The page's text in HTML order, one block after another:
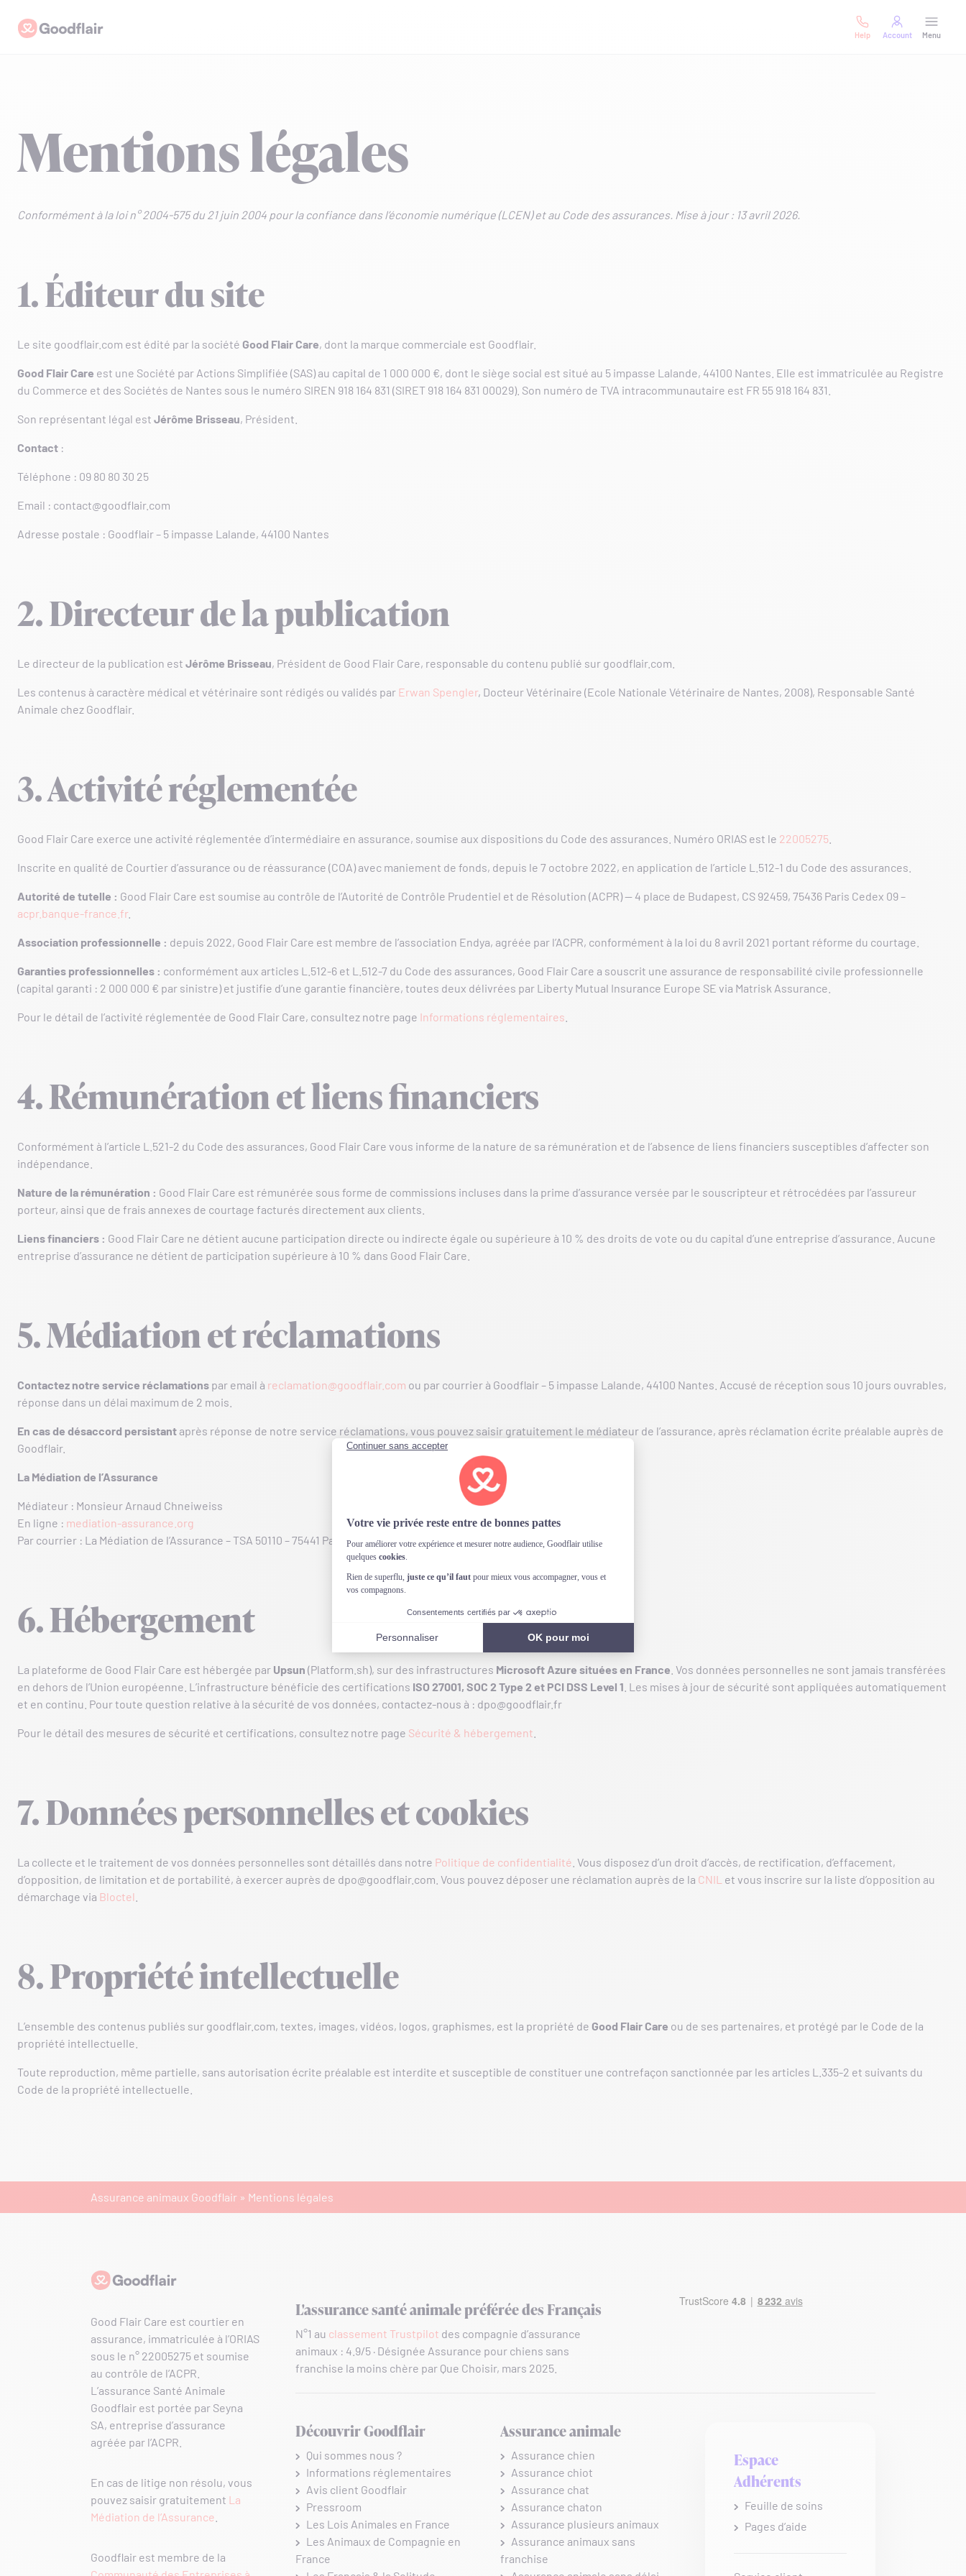
content
Goodflair
Help Account Menu
Mentions légales
Conformément à la loi n° 2004-575 du 21 juin 2004 pour la confiance dans l’économie numérique (LCEN) et au Code des assurances. Mise à jour : 13 avril 2026.
1. Éditeur du site
Le site goodflair.com est édité par la société Good Flair Care, dont la marque commerciale est Goodflair.
Good Flair Care est une Société par Actions Simplifiée (SAS) au capital de 1 000 000 €, dont le siège social est situé au 5 impasse Lalande, 44100 Nantes. Elle est immatriculée au Registre
du Commerce et des Sociétés de Nantes sous le numéro SIREN 918 164 831 (SIRET 918 164 831 00029). Son numéro de TVA intracommunautaire est FR 55 918 164 831.
Son représentant légal est Jérôme Brisseau, Président.
Contact :
Téléphone : 09 80 80 30 25
Email : contact@goodflair.com
Adresse postale : Goodflair – 5 impasse Lalande, 44100 Nantes
2. Directeur de la publication
Le directeur de la publication est Jérôme Brisseau, Président de Good Flair Care, responsable du contenu publié sur goodflair.com.
Les contenus à caractère médical et vétérinaire sont rédigés ou validés par Erwan Spengler, Docteur Vétérinaire (Ecole Nationale Vétérinaire de Nantes, 2008), Responsable Santé
Animale chez Goodflair.
3. Activité réglementée
Good Flair Care exerce une activité réglementée d’intermédiaire en assurance, soumise aux dispositions du Code des assurances. Numéro ORIAS est le 22005275
Inscrite en qualité de Courtier d’assurance ou de réassurance (COA) avec maniement de fonds, depuis le 7 octobre 2022, en application de l’article L.512-1 du Code des assurances.
Autorité de tutelle : Good Flair Care est soumise au contrôle de l’Autorité de Contrôle Prudentiel et de Résolution (ACPR) — 4 place de Budapest, CS 92459, 75436 Paris Cedex 09 –
acpr.banque-france.fr.
Association professionnelle : depuis 2022, Good Flair Care est membre de l’association Endya, agréée par l’ACPR, conformément à la loi du 8 avril 2021 portant réforme du courtage.
Garanties professionnelles : conformément aux articles L.512-6 et L.512-7 du Code des assurances, Good Flair Care a souscrit une assurance de responsabilité civile professionnelle
(capital garanti : 2 000 000 € par sinistre) et justifie d’une garantie financière, toutes deux délivrées par Liberty Mutual Insurance Europe SE via Matrisk Assurance.
Pour le détail de l’activité réglementée de Good Flair Care, consultez notre page Informations réglementaires
4. Rémunération et liens financiers
Conformément à l’article L.521-2 du Code des assurances, Good Flair Care vous informe de la nature de sa rémunération et de l’absence de liens financiers susceptibles d’affecter son
indépendance.
Nature de la rémunération : Good Flair Care est rémunérée sous forme de commissions incluses dans la prime d’assurance versée par le souscripteur et rétrocédées par l’assureur
porteur, ainsi que de frais annexes de courtage facturés directement aux clients.
Liens financiers : Good Flair Care ne détient aucune participation directe ou indirecte égale ou supérieure à 10 % des droits de vote ou du capital d’une entreprise d’assurance. Aucune
entreprise d’assurance ne détient de participation supérieure à 10 % dans Good Flair Care.
5. Médiation et réclamations
Contactez notre service réclamations par email à reclamation@goodflair.com ou par courrier à Goodflair – 5 impasse Lalande, 44100 Nantes. Accusé de réception sous 10 jours ouvrables,
réponse dans un délai maximum de 2 mois.
En cas de désaccord persistant après réponse de notre service réclamations, vous pouvez saisir gratuitement le médiateur de l’assurance, après réclamation écrite préalable auprès de
Goodflair.
La Médiation de l’Assurance
Médiateur : Monsieur Arnaud Chneiweiss
En ligne : mediation-assurance.org
Par courrier : La Médiation de l’Assurance – TSA 50110 – 75441 Paris Cedex 09
6. Hébergement
La plateforme de Good Flair Care est hébergée par Upsun (Platform.sh), sur des infrastructures Microsoft Azure situées en France . Vos données personnelles ne sont jamais transférées
en dehors de l’Union européenne. L’infrastructure bénéficie des certifications ISO 27001, SOC 2 Type 2 et PCI DSS Level 1 . Les mises à jour de sécurité sont appliquées automatiquement
et en continu. Pour toute question relative à la sécurité de vos données, contactez-nous à : dpo@goodflair.fr
Pour le détail des mesures de sécurité et certifications, consultez notre page Sécurité & hébergement
7. Données personnelles et cookies
La collecte et le traitement de vos données personnelles sont détaillés dans notre Politique de confidentialité . Vous disposez d’un droit d’accès, de rectification, d’effacement,
d’opposition, de limitation et de portabilité, à exercer auprès de dpo@goodflair.com . Vous pouvez déposer une réclamation auprès de la CNIL et vous inscrire sur la liste d’opposition au
démarchage via Bloctel
8. Propriété intellectuelle
L’ensemble des contenus publiés sur goodflair.com, textes, images, vidéos, logos, graphismes, est la propriété de Good Flair Care ou de ses partenaires, et protégé par le Code de la
propriété intellectuelle.
Toute reproduction, même partielle, sans autorisation écrite préalable est interdite et susceptible de constituer une contrefaçon sanctionnée par les articles L.335-2 et suivants du
Code de la propriété intellectuelle.
Assurance animaux Goodflair » Mentions légales
Goodflair
Good Flair Care est courtier en
assurance, immatriculée à l’ORIAS
sous le n° 22005275 et soumise
au contrôle de l’ACPR.
L’assurance Santé Animale
Goodflair est portée par Seyna
SA, entreprise d’assurance
agréée par l’ACPR.
En cas de litige non résolu, vous
pouvez saisir gratuitement La
Médiation de l’Assurance
Goodflair est membre de la
L'assurance santé animale préférée des Français
N°1 au classement Trustpilot des compagnie d’assurance
animaux : 4.9/5 · Désignée Assurance pour chiens sans
franchise la moins chère par Que Choisir, mars 2025.
Découvrir Goodflair
Qui sommes nous ?
Informations réglementaires
Avis client Goodflair
Pressroom
Les Lois Animales en France
Les Animaux de Compagnie en
France
Assurance animale
Assurance chien
Assurance chiot
Assurance chat
Assurance chaton
Assurance plusieurs animaux
Assurance animaux sans
franchise
Espace
Adhérents
Feuille de soins
Pages d’aide